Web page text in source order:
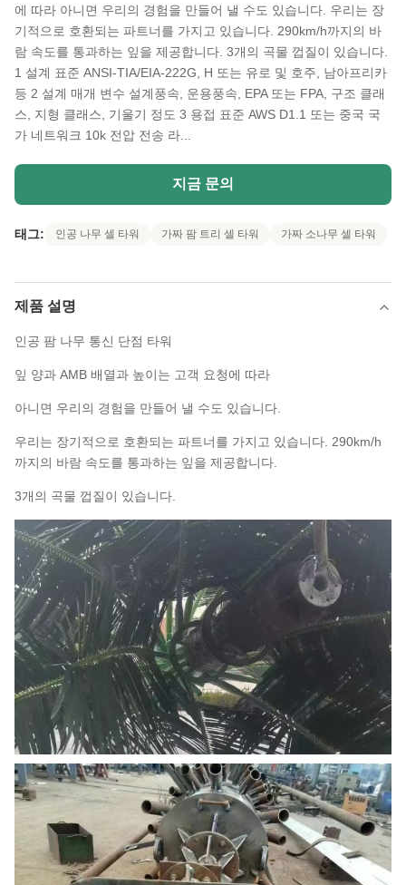
에 따라 아니면 우리의 경험을 만들어 낼 수도 있습니다. 우리는 장
기적으로 호환되는 파트너를 가지고 있습니다. 290km/h까지의 바
람 속도를 통과하는 잎을 제공합니다. 3개의 곡물 껍질이 있습니다.
1 설계 표준 ANSI-TIA/EIA-222G, H 또는 유로 및 호주, 남아프리카
등 2 설계 매개 변수 설계풍속, 운용풍속, EPA 또는 FPA, 구조 클래
스, 지형 클래스, 기울기 정도 3 용접 표준 AWS D1.1 또는 중국 국
가 네트워크 10k 전압 전송 라...
지금 문의
태그: 인공 나무 셀 타워 가짜 팜 트리 셀 타워 가짜 소나무 셀 타워
제품 설명
인공 팜 나무 통신 단점 타워
잎 양과 AMB 배열과 높이는 고객 요청에 따라
아니면 우리의 경험을 만들어 낼 수도 있습니다.
우리는 장기적으로 호환되는 파트너를 가지고 있습니다. 290km/h
까지의 바람 속도를 통과하는 잎을 제공합니다.
3개의 곡물 껍질이 있습니다.